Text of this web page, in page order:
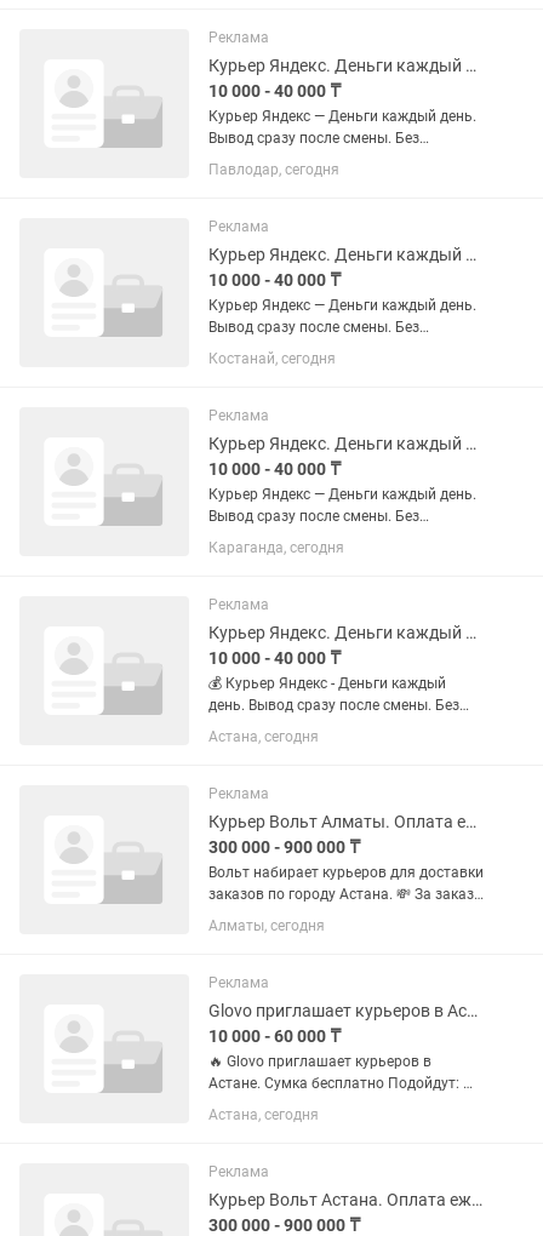
Транспорт любой: пешком, вело,...
Реклама
Курьер Яндекс. Деньги каждый день.
10 000 - 40 000 ₸
Курьер Яндекс — Деньги каждый день.
Вывод сразу после смены. Без
ожидания. За заказ: 700–1 800 тенге
За смену: до 40 000 тенге График —
Транспорт любой: пешком, вело,...
Павлодар, сегодня
Реклама
Курьер Яндекс. Деньги каждый день.
10 000 - 40 000 ₸
Курьер Яндекс — Деньги каждый день.
Вывод сразу после смены. Без
ожидания. За заказ: 700–1 800 тенге
За смену: до 40 000 тенге График —
Транспорт любой: пешком, вело,...
Костанай, сегодня
Реклама
Курьер Яндекс. Деньги каждый день.
10 000 - 40 000 ₸
Курьер Яндекс — Деньги каждый день.
Вывод сразу после смены. Без
ожидания. За заказ: 700–1 800 тенге
За смену: до 40 000 тенге График —
Транспорт любой: пешком, вело,...
Караганда, сегодня
Реклама
Курьер Яндекс. Деньги каждый день.
10 000 - 40 000 ₸
💰 Курьер Яндекс - Деньги каждый
день. Вывод сразу после смены. Без
ожидания. За заказ: 700–1 800 тенге
За смену: до 40 000 тенге График —
Транспорт любой: пешком, вело,...
Астана, сегодня
Реклама
Курьер Вольт Алматы. Оплата ежедневно.
300 000 - 900 000 ₸
Вольт набирает курьеров для доставки
заказов по городу Астана. 💸 За заказ
1000–1300 тг 💳 Выплаты через Tezal,
можно выводить деньги на любую
18 лет — Работа через...
Алматы, сегодня
Реклама
Glovo приглашает курьеров в Астане. Сумка бесплатно
10 000 - 60 000 ₸
🔥 Glovo приглашает курьеров в
Астане. Сумка бесплатно Подойдут: 🚶
♂️ Пеший 🚗 Авто 🏍 Мото 🚴 Вело /
электровело Условия работы: • Работа
времени • Можно выходить в...
Астана, сегодня
Реклама
Курьер Вольт Астана. Оплата ежедневно.
300 000 - 900 000 ₸